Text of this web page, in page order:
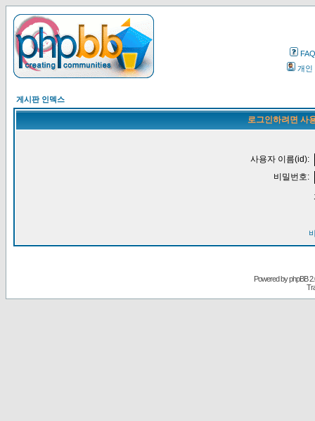
FAQ
개인
게시판 인덱스
로그인하려면 사
사용자 이름(id):
비밀번호:
Powered byphpBB